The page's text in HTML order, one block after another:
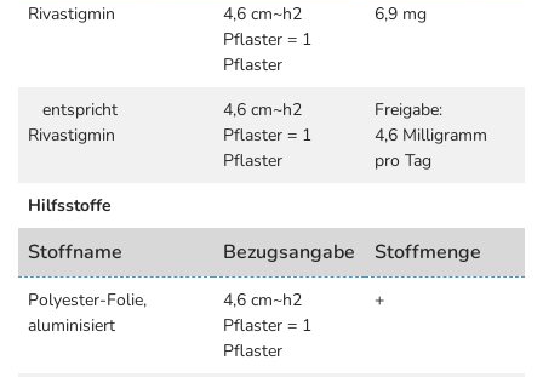
Rivastigmin
4,6 cm~h2
Pflaster = 1
Pflaster
6,9 mg
entspricht
Rivastigmin
4,6 cm~h2
Pflaster = 1
Pflaster
Freigabe:
4,6 Milligramm
pro Tag
Hilfsstoffe
Stoffname Bezugsangabe Stoffmenge
Polyester-Folie,
aluminisiert
4,6 cm~h2
Pflaster = 1
Pflaster
+